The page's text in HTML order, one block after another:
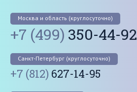
Москва и область (круглосуточно)
+7 (499) 350-44-92
Санкт-Петербург (круглосуточно)
+7 (812) 627-14-95